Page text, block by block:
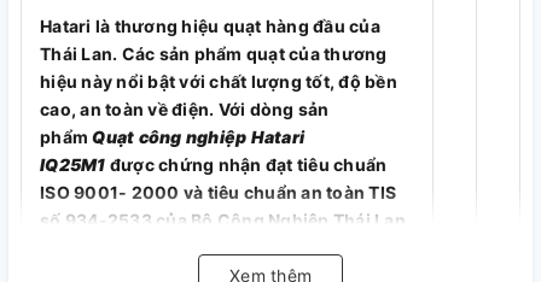
Hatari là thương hiệu quạt hàng đầu của
Thái Lan. Các sản phẩm quạt của thương
hiệu này nổi bật với chất lượng tốt, độ bền
cao, an toàn về điện. Với dòng sản
phẩmQuạt công nghiệp Hatari
IQ25M1 được chứng nhận đạt tiêu chuẩn
ISO 9001- 2000 và tiêu chuẩn an toàn TIS
số 934-2533 của Bộ Công Nghiệp Thái Lan.
nhanh, hiệu quả trong không gian rộng lớn.
Xem thêm